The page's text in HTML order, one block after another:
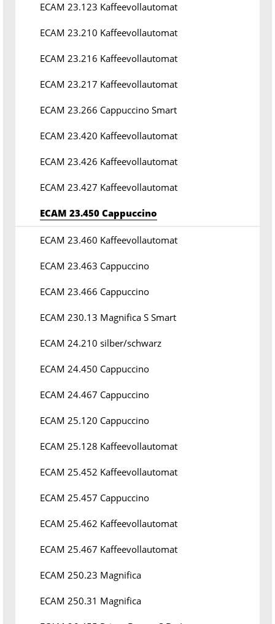
ECAM 23.123 Kaffeevollautomat
ECAM 23.210 Kaffeevollautomat
ECAM 23.216 Kaffeevollautomat
ECAM 23.217 Kaffeevollautomat
ECAM 23.266 Cappuccino Smart
ECAM 23.420 Kaffeevollautomat
ECAM 23.426 Kaffeevollautomat
ECAM 23.427 Kaffeevollautomat
ECAM 23.450 Cappuccino
ECAM 23.460 Kaffeevollautomat
ECAM 23.463 Cappuccino
ECAM 23.466 Cappuccino
ECAM 230.13 Magnifica S Smart
ECAM 24.210 silber/schwarz
ECAM 24.450 Cappuccino
ECAM 24.467 Cappuccino
ECAM 25.120 Cappuccino
ECAM 25.128 Kaffeevollautomat
ECAM 25.452 Kaffeevollautomat
ECAM 25.457 Cappuccino
ECAM 25.462 Kaffeevollautomat
ECAM 25.467 Kaffeevollautomat
ECAM 250.23 Magnifica
ECAM 250.31 Magnifica